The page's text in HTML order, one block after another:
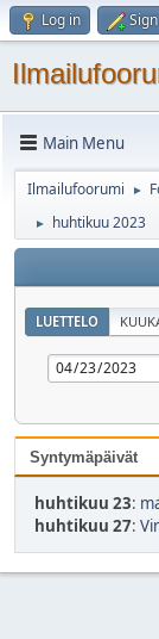
Log in
Main Menu
Ilmailufoorumi ►
► huhtikuu 2023
LUETTELO
Syntymäpäivät
huhtikuu 23:
huhtikuu 27: